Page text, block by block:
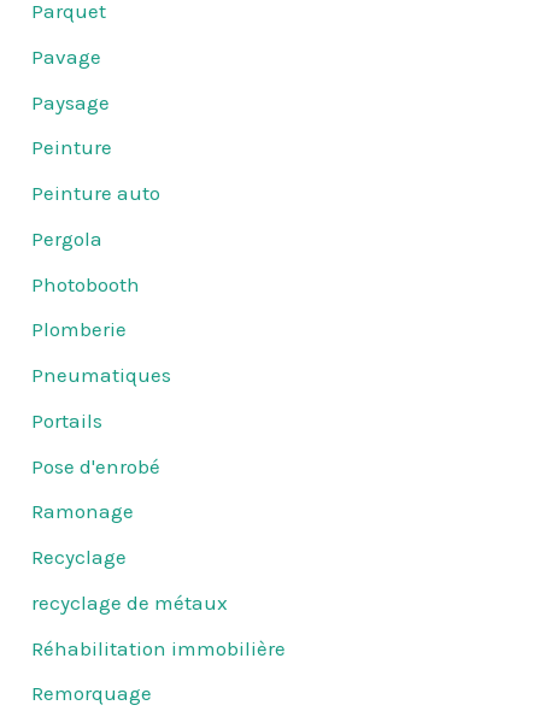
Parquet
Pavage
Paysage
Peinture
Peinture auto
Pergola
Photobooth
Plomberie
Pneumatiques
Portails
Pose d'enrobé
Ramonage
Recyclage
recyclage de métaux
Réhabilitation immobilière
Remorquage